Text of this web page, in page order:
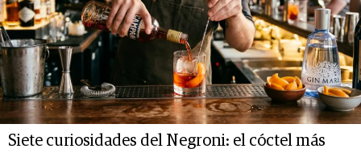
Siete curiosidades del Negroni: el cóctel más